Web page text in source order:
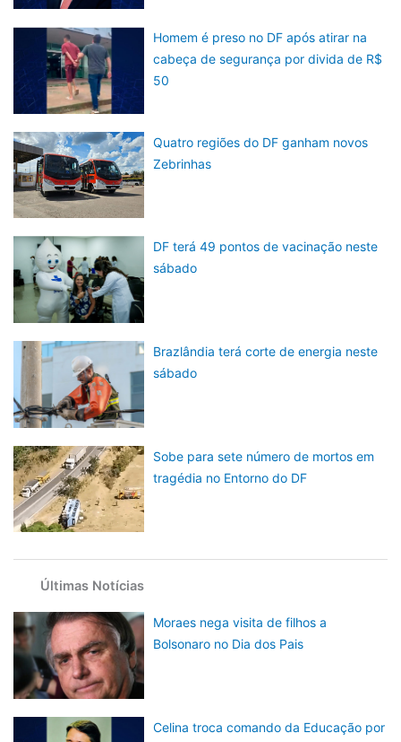
Homem é preso no DF após atirar na
cabeça de segurança por divida de R$
50
Quatro regiões do DF ganham novos
Zebrinhas
DF terá 49 pontos de vacinação neste
sábado
Brazlândia terá corte de energia neste
sábado
Sobe para sete número de mortos em
tragédia no Entorno do DF
Últimas Notícias
Moraes nega visita de filhos a
Bolsonaro no Dia dos Pais
Celina troca comando da Educação por